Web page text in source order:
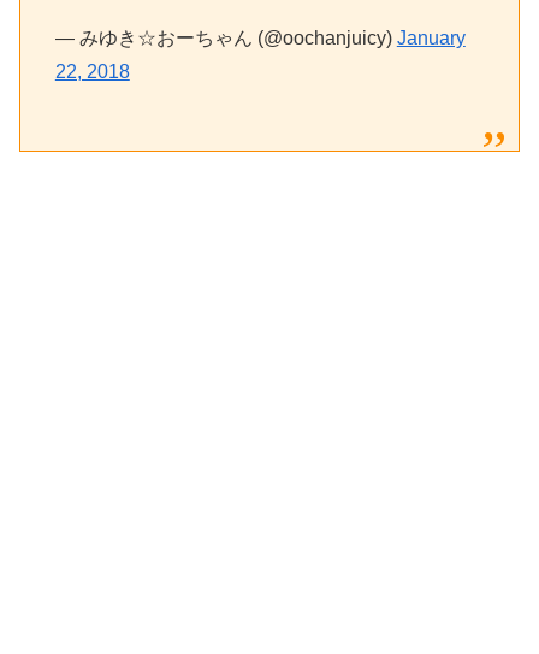
— みゆき☆おーちゃん (@oochanjuicy) January
22, 2018